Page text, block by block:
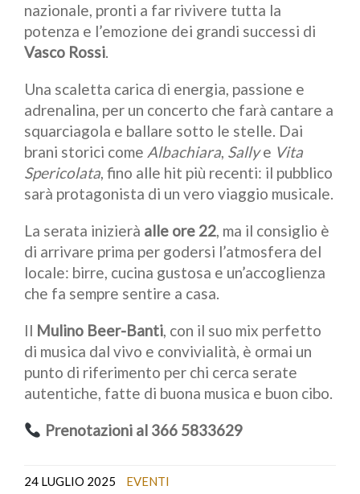
nazionale, pronti a far rivivere tutta la
potenza e l’emozione dei grandi successi di
Vasco Rossi.
Una scaletta carica di energia, passione e
adrenalina, per un concerto che farà cantare a
squarciagola e ballare sotto le stelle. Dai
brani storici come Albachiara, Sallye Vita
Spericolata, fino alle hit più recenti: il pubblico
sarà protagonista di un vero viaggio musicale.
La serata inizierà alle ore 22, ma il consiglio è
di arrivare prima per godersi l’atmosfera del
locale: birre, cucina gustosa e un’accoglienza
che fa sempre sentire a casa.
Il Mulino Beer-Banti, con il suo mix perfetto
di musica dal vivo e convivialità, è ormai un
punto di riferimento per chi cerca serate
autentiche, fatte di buona musica e buon cibo.
Prenotazioni al 366 5833629
24 LUGLIO 2025 EVENTI